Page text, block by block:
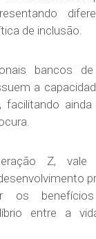
de inclusão.
bancos
a
facilitando
Z, vale
os
entre a